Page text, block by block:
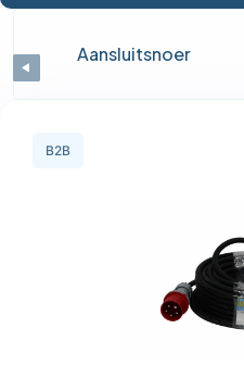
Aansluitsnoer
B2B